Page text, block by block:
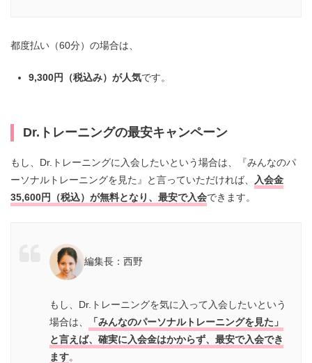
都度払い（60分）の場合は、
9,300円（税込み）が人気です。
Dr.トレーニングの最安キャンペーン
もし、Dr.トレーニングに入会したいという場合は、『みんなのパ
ーソナルトレーニングを見た』と言っていただければ、 入会金
35,600円（税込）が無料となり、最安で入会できます。
編集長：西野
もし、Dr.トレーニングを気に入って入会したいという
場合は、
「みんなのパーソナルトレーニングを見た」
と言えば、確実に入会金はかからず、最安で入会でき
ます。